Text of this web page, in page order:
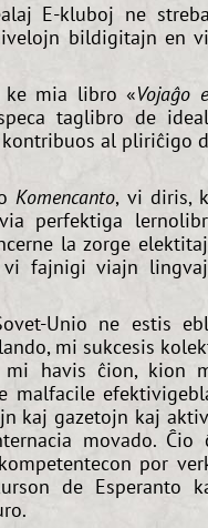
E-kluboj ne
bildigitajn en
ke mia libro «Vojaĝo
taglibro de
al pliriĉigo
Komencanto, vi diris,
perfektiga
la zorge
fajnigi viajn
Unio ne estis
mi sukcesis
mi havis ĉion, kion
malfacile
kaj gazetojn kaj
movado. Ĉio
por
de Esperanto